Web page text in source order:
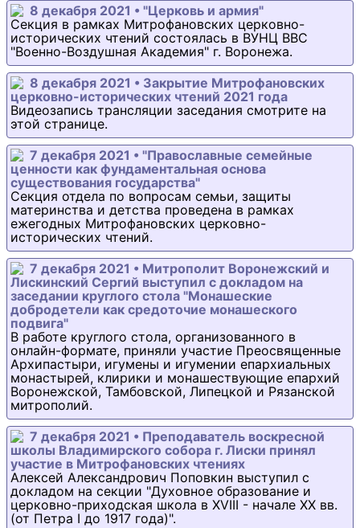
8 декабря 2021 • "Церковь и армия"
Секция в рамках Митрофановских церковно-
исторических чтений состоялась в ВУНЦ ВВС
"Военно-Воздушная Академия" г. Воронежа.
8 декабря 2021 • Закрытие Митрофановских
церковно-исторических чтений 2021 года
Видеозапись трансляции заседания смотрите на
этой странице.
7 декабря 2021 • "Православные семейные
ценности как фундаментальная основа
существования государства"
Cекция отдела по вопросам семьи, защиты
материнства и детства проведена в рамках
ежегодных Митрофановских церковно-
исторических чтений.
7 декабря 2021 • Митрополит Воронежский и
Лискинский Сергий выступил с докладом на
заседании круглого стола "Монашеские
добродетели как средоточие монашеского
подвига"
В работе круглого стола, организованного в
онлайн-формате, приняли участие Преосвященные
Архипастыри, игумены и игумении епархиальных
монастырей, клирики и монашествующие епархий
Воронежской, Тамбовской, Липецкой и Рязанской
митрополий.
7 декабря 2021 • Преподаватель воскресной
школы Владимирского собора г. Лиски принял
участие в Митрофановских чтениях
Алексей Александрович Поповкин выступил с
докладом на секции "Духовное образование и
церковно-приходская школа в XVIII - начале XX вв.
(от Петра I до 1917 года)".